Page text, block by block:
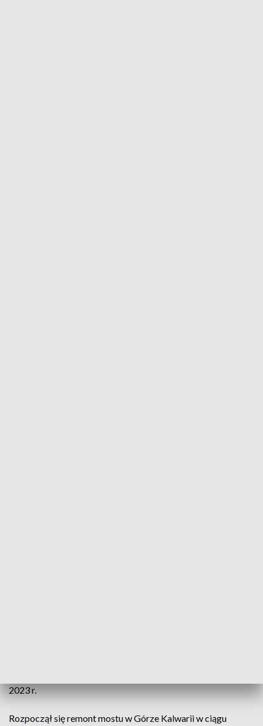
2023 r.
Rozpoczął się remont mostu w Górze Kalwarii w ciągu